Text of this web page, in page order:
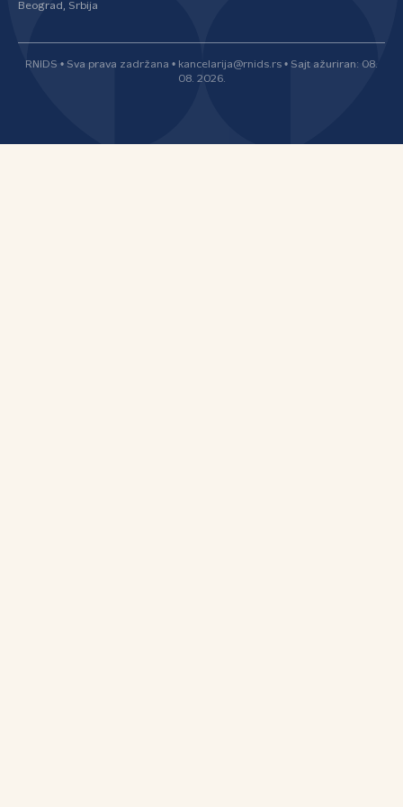
Beograd, Srbija
RNIDS • Sva prava zadržana • kancelarija@rnids.rs • Sajt ažuriran: 08.
08. 2026.